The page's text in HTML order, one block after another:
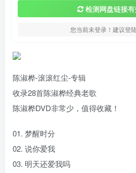
检测网盘链接
您当前未登录！建议登
陈淑桦-滚滚红尘-专辑
收录28首陈淑桦经典老歌
陈淑桦DVD非常少，值得收藏！
01. 梦醒时分
02. 说你爱我
03. 明天还爱我吗